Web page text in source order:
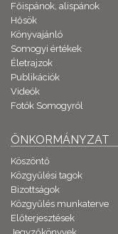
Főispánok, alispánok
Hősök
Könyvajánló
Somogyi értékek
Életrajzok
Publikációk
Videók
Fotók Somogyról
ÖNKORMÁNYZAT
Köszöntő
Közgyűlési tagok
Bizottságok
Közgyűlés munkaterve
Előterjesztések